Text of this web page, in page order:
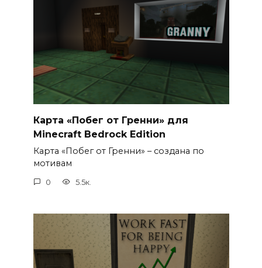
Карта «Побег от Гренни» для
Minecraft Bedrock Edition
Карта «Побег от Гренни» – создана по
мотивам
0 5.5к.